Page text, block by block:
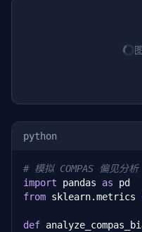
python
# 模拟 COMPAS 偏见分析
import pandas as
from sklearn.metrics
def